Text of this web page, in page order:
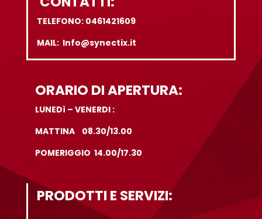
TELEFONO: 0461421609
MAIL: Info@synectix.it
ORARIO DI APERTURA:
LUNEDì – VENERDI :
MATTINA 08.30/13.00
POMERIGGIO 14.00/17.30
PRODOTTI E SERVIZI: